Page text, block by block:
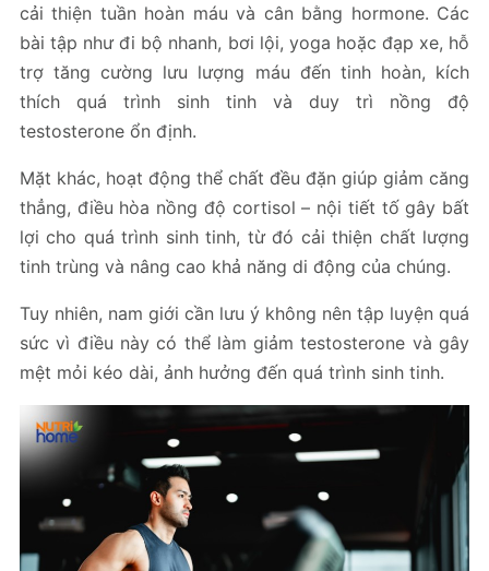
cải thiện tuần hoàn máu và cân bằng hormone. Các
bài tập như đi bộ nhanh, bơi lội, yoga hoặc đạp xe, hỗ
trợ tăng cường lưu lượng máu đến tinh hoàn, kích
thích quá trình sinh tinh và duy trì nồng độ
testosterone ổn định.
Mặt khác, hoạt động thể chất đều đặn giúp giảm căng
thẳng, điều hòa nồng độ cortisol – nội tiết tố gây bất
lợi cho quá trình sinh tinh, từ đó cải thiện chất lượng
tinh trùng và nâng cao khả năng di động của chúng.
Tuy nhiên, nam giới cần lưu ý không nên tập luyện quá
sức vì điều này có thể làm giảm testosterone và gây
mệt mỏi kéo dài, ảnh hưởng đến quá trình sinh tinh.